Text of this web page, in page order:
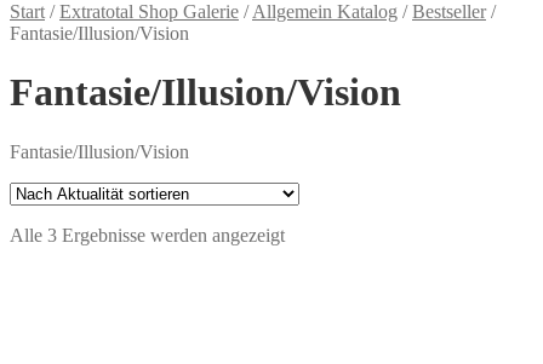
Start /Extratotal Shop Galerie /Allgemein Katalog /Bestseller/
Fantasie/Illusion/Vision
Fantasie/Illusion/Vision
Fantasie/Illusion/Vision
Alle 3 Ergebnisse werden angezeigtNach